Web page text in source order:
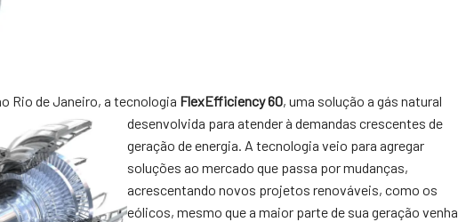
Rio de Janeiro, a tecnologia FlexEfficiency 60, uma solução a gás natural
desenvolvida para atender à demandas crescentes de
geração de energia. A tecnologia veio para agregar
soluções ao mercado que passa por mudanças,
acrescentando novos projetos renováveis, como os
eólicos, mesmo que a maior parte de sua geração venha